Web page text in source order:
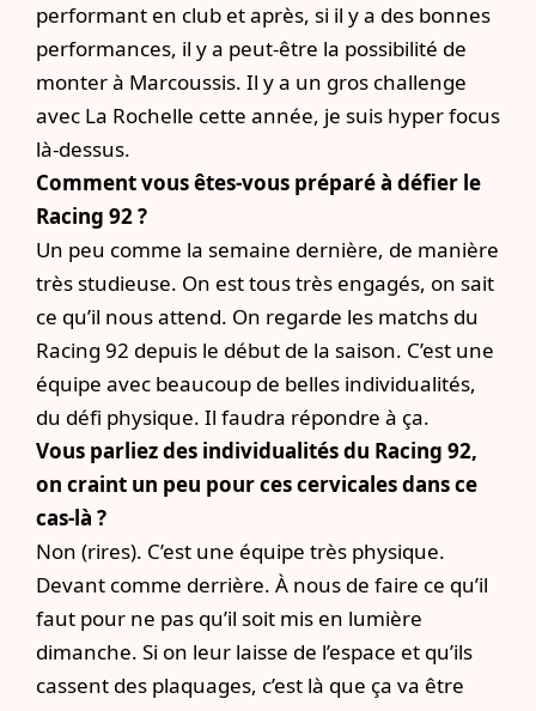
performant en club et après, si il y a des bonnes
performances, il y a peut-être la possibilité de
monter à Marcoussis. Il y a un gros challenge
avec La Rochelle cette année, je suis hyper focus
là-dessus.
Comment vous êtes-vous préparé à défier le
Racing 92 ?
Un peu comme la semaine dernière, de manière
très studieuse. On est tous très engagés, on sait
ce qu’il nous attend. On regarde les matchs du
Racing 92 depuis le début de la saison. C’est une
équipe avec beaucoup de belles individualités,
du défi physique. Il faudra répondre à ça.
Vous parliez des individualités du Racing 92,
on craint un peu pour ces cervicales dans ce
cas-là ?
Non (rires). C’est une équipe très physique.
Devant comme derrière. À nous de faire ce qu’il
faut pour ne pas qu’il soit mis en lumière
dimanche. Si on leur laisse de l’espace et qu’ils
cassent des plaquages, c’est là que ça va être